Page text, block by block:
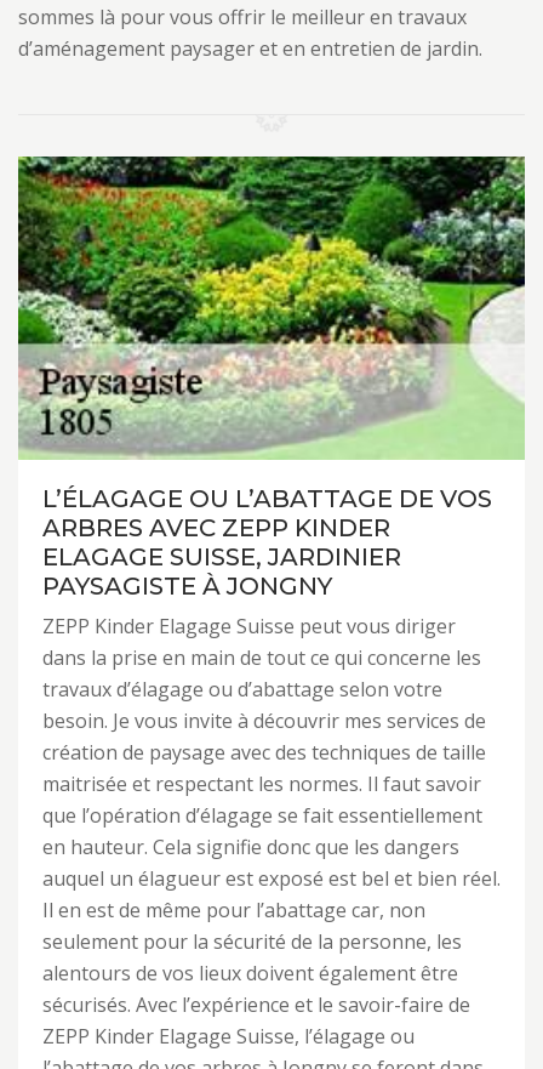
sommes là pour vous offrir le meilleur en travaux
d’aménagement paysager et en entretien de jardin.
L’ÉLAGAGE OU L’ABATTAGE DE VOS
ARBRES AVEC ZEPP KINDER
ELAGAGE SUISSE, JARDINIER
PAYSAGISTE À JONGNY
ZEPP Kinder Elagage Suisse peut vous diriger
dans la prise en main de tout ce qui concerne les
travaux d’élagage ou d’abattage selon votre
besoin. Je vous invite à découvrir mes services de
création de paysage avec des techniques de taille
maitrisée et respectant les normes. Il faut savoir
que l’opération d’élagage se fait essentiellement
en hauteur. Cela signifie donc que les dangers
auquel un élagueur est exposé est bel et bien réel.
Il en est de même pour l’abattage car, non
seulement pour la sécurité de la personne, les
alentours de vos lieux doivent également être
sécurisés. Avec l’expérience et le savoir-faire de
ZEPP Kinder Elagage Suisse, l’élagage ou